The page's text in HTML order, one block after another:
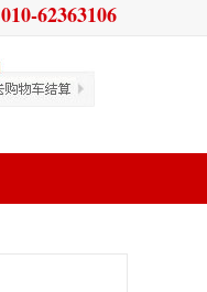
010-62363106